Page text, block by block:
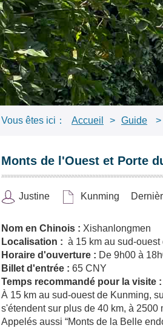
Vous êtes ici： Accueil > Guide >
Monts de l'Ouest et Porte
Justine Kunming
Nom en Chinois : Xishanlongmen
Localisation : à 15 km au sud-ouest
Horaire d'ouverture : De 9h00 à
Billet d'entrée : 65 CNY
Temps recommandé pour la visite :
À 15 km au sud-ouest de Kunming,
s'étendent sur plus de 40 km, à 2500
Appelés aussi “Monts de la Belle